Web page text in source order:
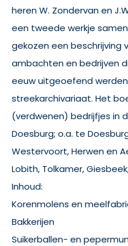
heren W. Zondervan en
een tweede werkje
gekozen een beschrijving
ambachten en bedrijven
eeuw uitgeoefend
streekarchivariaat. Het
(verdwenen) bedrijfjes in
Doesburg; o.a. te
Westervoort, Herwen en
Lobith, Tolkamer,
Inhoud:
Korenmolens en
Bakkerijen
Suikerballen- en